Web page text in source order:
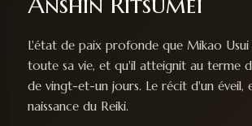
L'état de paix profonde que Mikao
toute sa vie, et qu'il atteignit au terme
de vingt-et-un jours. Le récit d'un éveil,
naissance du Reiki.